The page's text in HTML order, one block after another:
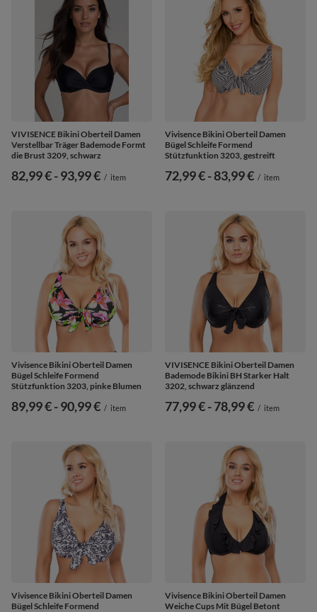
VIVISENCE Bikini Oberteil Damen
Verstellbar Träger Bademode Formt
die Brust 3209, schwarz
ab
82,99 €-bis
93,99 € / item
Vivisence Bikini Oberteil Damen
Bügel Schleife Formend
Stützfunktion 3203, gestreift
ab
72,99 €-bis
83,99 € / item
Vivisence Bikini Oberteil Damen
Bügel Schleife Formend
Stützfunktion 3203, pinke Blumen
ab
89,99 €-bis
90,99 € / item
VIVISENCE Bikini Oberteil Damen
Bademode Bikini BH Starker Halt
3202, schwarz glänzend
ab
77,99 €-bis
78,99 € / item
Vivisence Bikini Oberteil Damen
Bügel Schleife Formend
Vivisence Bikini Oberteil Damen
Weiche Cups Mit Bügel Betont